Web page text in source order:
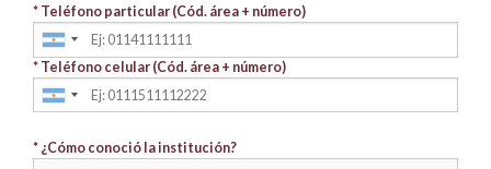
* Teléfono particular (Cód. área + número)
* Teléfono celular (Cód. área + número)
* ¿Cómo conoció la institución?